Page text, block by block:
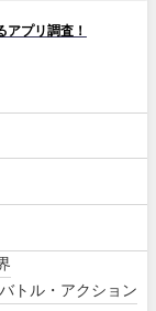
プリ調査！
バトル・アクション